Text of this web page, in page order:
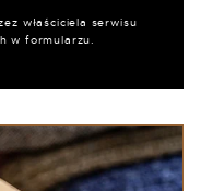
właściciela serwisu
w formularzu.